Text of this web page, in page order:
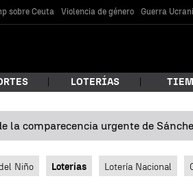
sobre Ceuta Violencia de género Guerra
¿Qué estás
LOTERÍAS
la comparecencia urgente de
Niño Loterías Lotería Nacional